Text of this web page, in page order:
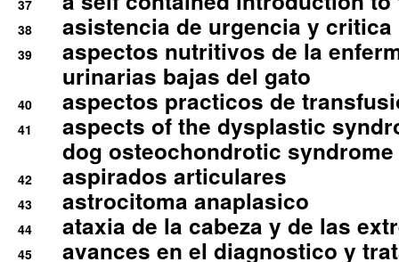
37
38 asistencia de urgencia y
39
aspectos nutritivos de la
urinarias bajas del gato
40 aspectos practicos de
41
aspects of the dysplastic
dog osteochondrotic syndrome
42 aspirados articulares
43 astrocitoma anaplasico
44 ataxia de la cabeza y de las
45
avances en el diagnostico y